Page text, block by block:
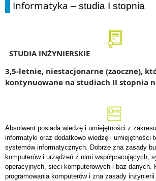
Informatyka – studia I stopnia
STUDIA INŻYNIERSKIE
3,5-letnie, niestacjonarne (zaoczne),
kontynuowane na studiach II stopnia
Absolwent posiada wiedzę i umiejętności z
informatyki oraz dodatkowo wiedzę i umiejętności
systemów informatycznych. Dobrze zna zasady
komputerów i urządzeń z nimi współpracujących,
operacyjnych, sieci komputerowych i baz danych.
programowania komputerów i zna zasady